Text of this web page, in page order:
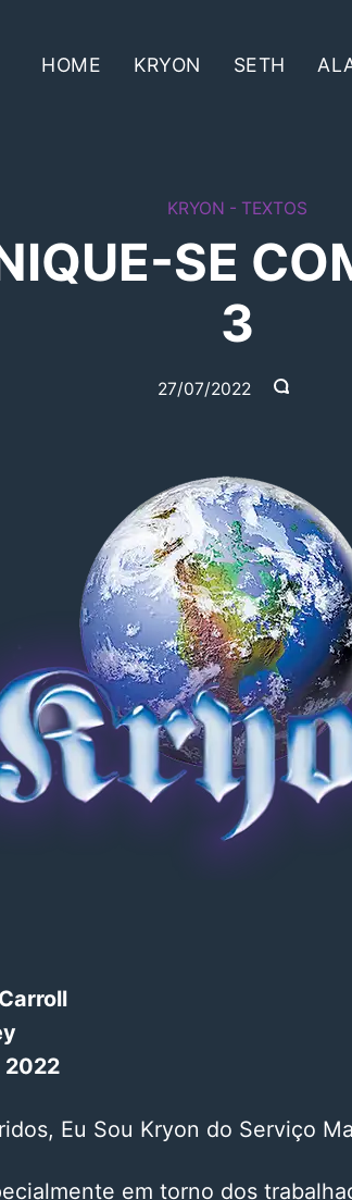
HOME KRYON SETH
KRYON - TEXTOS
SE
3
27/07/2022
2022
Eu Sou Kryon do Serviço
em torno dos